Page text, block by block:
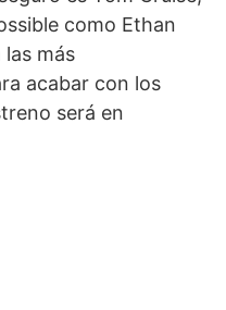
como Ethan
las más
acabar con los
será en